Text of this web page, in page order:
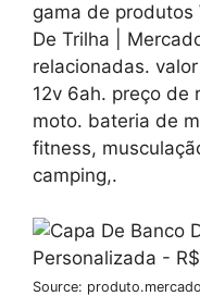
gama de produtos
De Trilha |
relacionadas.
12v 6ah. preço de
moto. bateria de
fitness,
camping,.
Source: